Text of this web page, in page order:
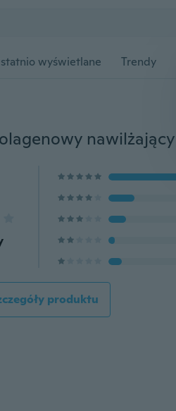
wyświetlane Trendy
produktu